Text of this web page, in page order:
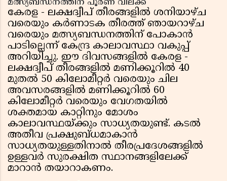
മത്സ്യബന്ധനത്തിന് പൂർണ വിലക്ക്
കേരള - ലക്ഷദ്വീപ് തീരങ്ങളിൽ ശനിയാഴ്ച
വരെയും കർണാടക തീരത്ത് ഞായറാഴ്ച
വരെയും മത്സ്യബന്ധനത്തിന് പോകാൻ
പാടില്ലെന്ന് കേന്ദ്ര കാലാവസ്ഥാ വകുപ്പ്
അറിയിച്ചു. ഈ ദിവസങ്ങളിൽ കേരള -
ലക്ഷദ്വീപ് തീരങ്ങളിൽ മണിക്കൂറിൽ 40
മുതൽ 50 കിലോമീറ്റർ വരെയും ചില
അവസരങ്ങളിൽ മണിക്കൂറിൽ 60
കിലോമീറ്റർ വരെയും വേഗതയിൽ
ശക്തമായ കാറ്റിനും മോശം
കാലാവസ്ഥയ്ക്കും സാധ്യതയുണ്ട്. കടൽ
അതീവ പ്രക്ഷുബ്ധമാകാൻ
സാധ്യതയുള്ളതിനാൽ തീരപ്രദേശങ്ങളിൽ
ഉള്ളവർ സുരക്ഷിത സ്ഥാനങ്ങളിലേക്ക്
മാറാൻ തയാറാകണം.